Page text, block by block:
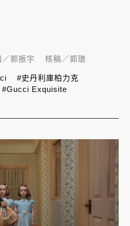
／郭振宇 核稿／郭璈
#史丹利庫柏力克
#Gucci Exquisite